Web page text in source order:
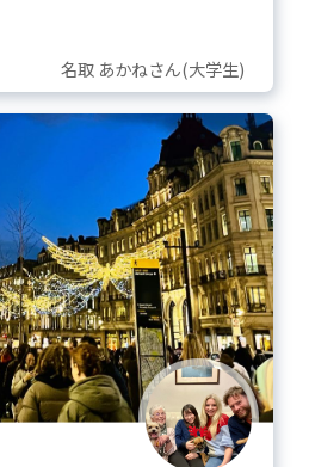
名取 あかねさん(大学生)